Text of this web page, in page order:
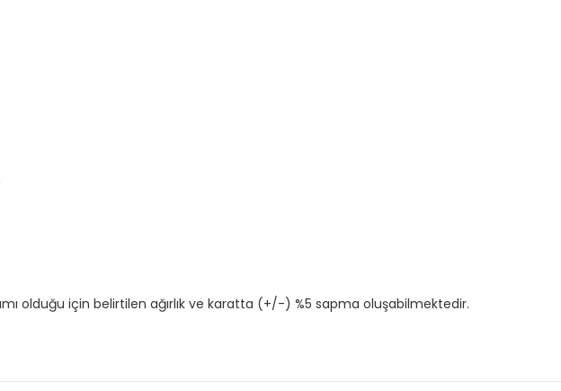
olduğu için belirtilen ağırlık ve karatta (+/-) %5 sapma oluşabilmektedir.